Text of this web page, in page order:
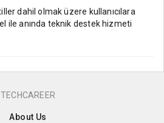
dahil olmak üzere kullanıcılara
ile anında teknik destek hizmeti
TECHCAREER
About Us